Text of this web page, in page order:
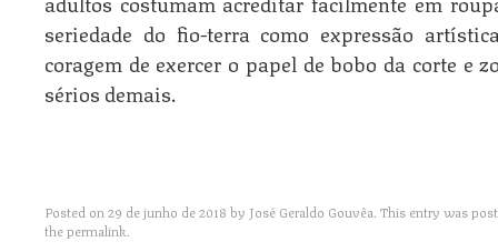
seriedade do fio-terra como expressão
coragem de exercer o papel de bobo da corte e
sérios demais.
Posted on29 de junho de 2018 by José Geraldo Gouvêa. This entry was
thepermalink.